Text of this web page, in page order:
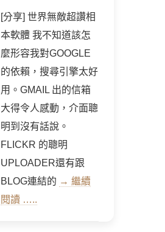
[分享] 世界無敵超讚相
本軟體 我不知道該怎
麼形容我對GOOGLE
的依賴，搜尋引擎太好
用。GMAIL 出的信箱
大得令人感動，介面聰
明到沒有話說。
FLICKR 的聰明
UPLOADER還有跟
BLOG連結的 → 繼續
閱讀 …..